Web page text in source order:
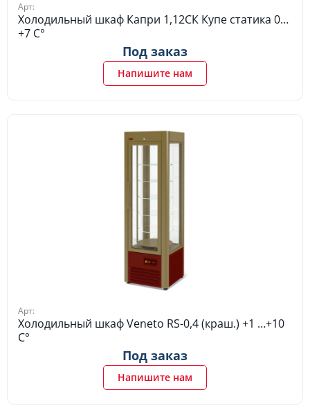
Арт:
Холодильный шкаф Капри 1,12СК Купе статика 0…
+7 C°
Под заказ
Напишите нам
Арт:
Холодильный шкаф Veneto RS-0,4 (краш.) +1 …+10
C°
Под заказ
Напишите нам